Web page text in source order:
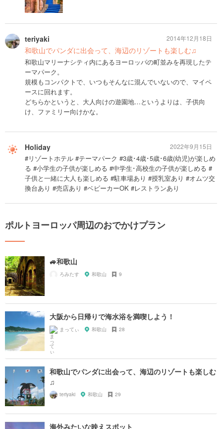
teriyaki
和歌山でパンダに出会って、海辺のリゾートも楽しむ♫
和歌山マリーナシティ内にあるヨーロッパの町並みを再現したテ
ーマパーク。
規模もコンパクトで、いつもそんなに混んでいないので、マイペ
ースに回れます。
どちらかというと、大人向けの遊園地…というよりは、子供向
け、ファミリー向けかな。
2014年12月18日
Holiday
#リゾートホテル #テーマパーク #3歳･4歳･5歳･6歳(幼児)が楽しめ
る #小学生の子供が楽しめる #中学生･高校生の子供が楽しめる #
子供と一緒に大人も楽しめる #駐車場あり #授乳室あり #オムツ交
換台あり #売店あり #ベビーカーOK #レストランあり
2022年9月15日
ポルトヨーロッパ周辺のおでかけプラン
🚙和歌山
ろみたす 和歌山 9
大阪から日帰りで海水浴を満喫しよう！
まってぃ 和歌山 28
和歌山でパンダに出会って、海辺のリゾートも楽しむ
♫
teriyaki 和歌山 29
海外みたいな映えスポット